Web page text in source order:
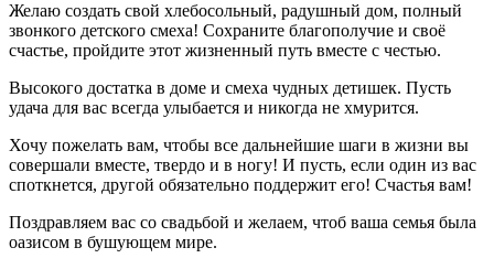
Желаю создать свой хлебосольный, радушный дом, полный
звонкого детского смеха! Сохраните благополучие и своё
счастье, пройдите этот жизненный путь вместе с честью.
Высокого достатка в доме и смеха чудных детишек. Пусть
удача для вас всегда улыбается и никогда не хмурится.
Хочу пожелать вам, чтобы все дальнейшие шаги в жизни вы
совершали вместе, твердо и в ногу! И пусть, если один из вас
споткнется, другой обязательно поддержит его! Счастья вам!
Поздравляем вас со свадьбой и желаем, чтоб ваша семья была
оазисом в бушующем мире.